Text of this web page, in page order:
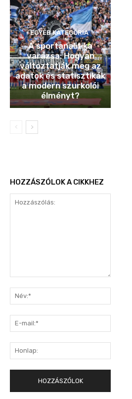
EGYÉB KATEGÓRIA
A sportanalitika
varázsa: Hogyan
változtatják meg az
adatok és statisztikák
a modern szurkolói
élményt?
HOZZÁSZÓLOK A CIKKHEZ
mail:*